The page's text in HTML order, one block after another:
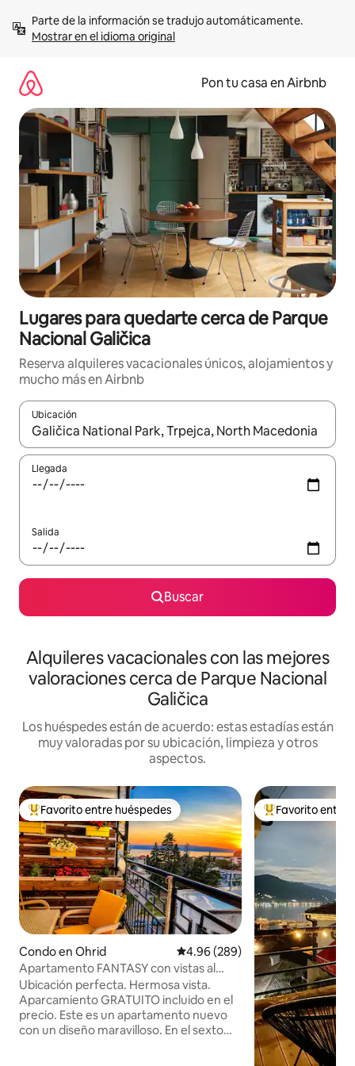
contenidoMostrar en el idioma original
Pon tu casa en Airbnb
Lugares para quedarte cerca de Parque
Nacional Galičica
Reserva alquileres vacacionales únicos, alojamientos y
mucho más en Airbnb
Ubicación
Cuando los resultados estén disponibles, navega con las
Llegada
Salida
Buscar
Alquileres vacacionales con las mejores
valoraciones cerca de Parque Nacional
Galičica
Los huéspedes están de acuerdo: estas estadías están
muy valoradas por su ubicación, limpieza y otros
aspectos.
Favorito entre huéspedes preferido
Favorito entre huéspedes
Condo en Ohrid Calificación promedio: 4.96 de
4.96 (289)
Apartamento FANTASY con vistas al
✅lago y aparcamiento ✅gratuito
Ubicación perfecta. Hermosa vista.
Aparcamiento GRATUITO incluido en el
precio. Este es un apartamento nuevo
con un diseño maravilloso. En el sexto
Favorito entre
Favorito entre